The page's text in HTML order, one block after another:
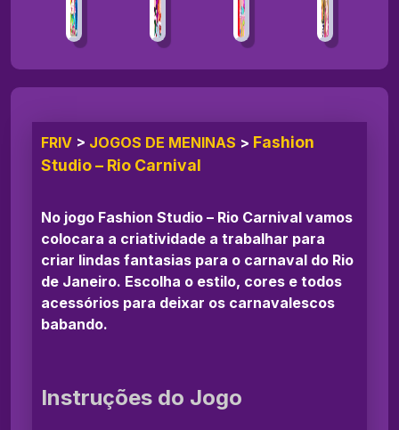
FRIV > JOGOS DE MENINAS > Fashion
Studio – Rio Carnival
No jogo Fashion Studio – Rio Carnival vamos
colocara a criatividade a trabalhar para
criar lindas fantasias para o carnaval do Rio
de Janeiro. Escolha o estilo, cores e todos
acessórios para deixar os carnavalescos
babando.
Instruções do Jogo